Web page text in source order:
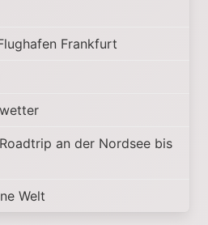
Frankfurt
an der Nordsee bis
Welt